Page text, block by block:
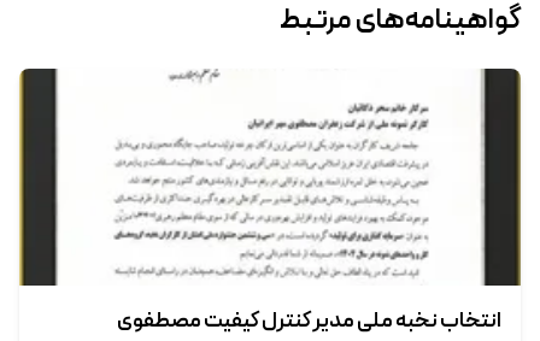
گواهینامه‌های مرتبط
انتخاب نخبه ملی مدیر کنترل کیفیت مصطفوی